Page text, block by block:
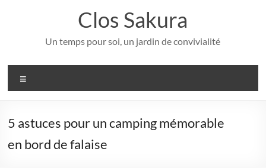
Clos Sakura
Un temps pour soi, un jardin de convivialité
5 astuces pour un camping mémorable
en bord de falaise